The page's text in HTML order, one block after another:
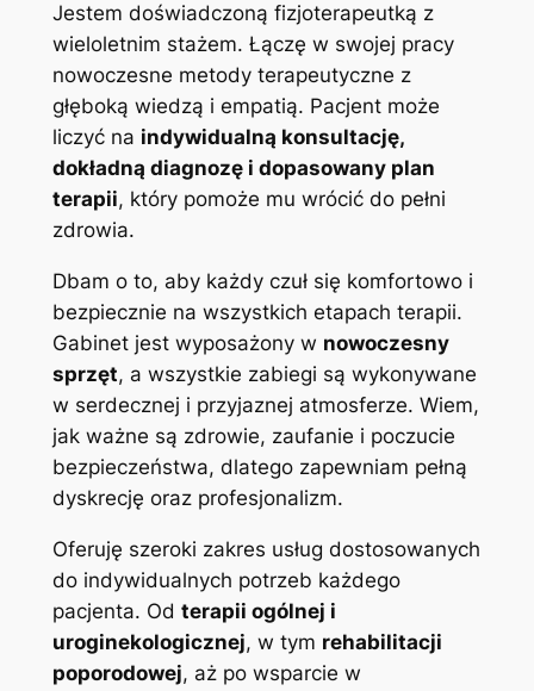
Jestem doświadczoną fizjoterapeutką z
wieloletnim stażem. Łączę w swojej pracy
nowoczesne metody terapeutyczne z
głęboką wiedzą i empatią. Pacjent może
liczyć na indywidualną konsultację,
dokładną diagnozę i dopasowany plan
terapii, który pomoże mu wrócić do pełni
zdrowia.
Dbam o to, aby każdy czuł się komfortowo i
bezpiecznie na wszystkich etapach terapii.
Gabinet jest wyposażony w nowoczesny
sprzęt, a wszystkie zabiegi są wykonywane
w serdecznej i przyjaznej atmosferze. Wiem,
jak ważne są zdrowie, zaufanie i poczucie
bezpieczeństwa, dlatego zapewniam pełną
dyskrecję oraz profesjonalizm.
Oferuję szeroki zakres usług dostosowanych
do indywidualnych potrzeb każdego
pacjenta. Od terapii ogólnej i
uroginekologicznej, w tym rehabilitacji
poporodowej, aż po wsparcie w